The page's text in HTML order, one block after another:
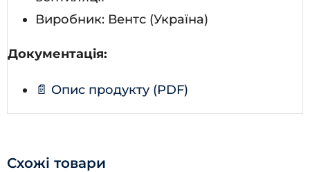
Виробник: Вентс (Україна)
Документація:
📄 Опис продукту (PDF)
Схожі товари